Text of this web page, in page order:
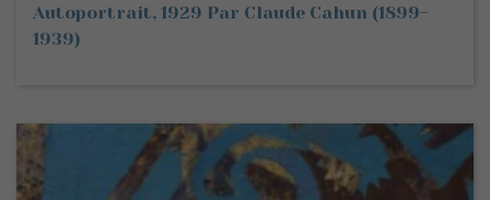
Autoportrait, 1929 Par Claude Cahun (1899-
1939)